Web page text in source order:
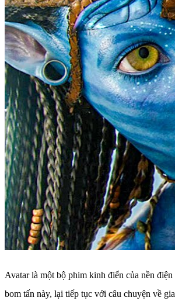
Avatar là một bộ phim kinh điển của nền
bom tấn này, lại tiếp tục với câu chuyện về